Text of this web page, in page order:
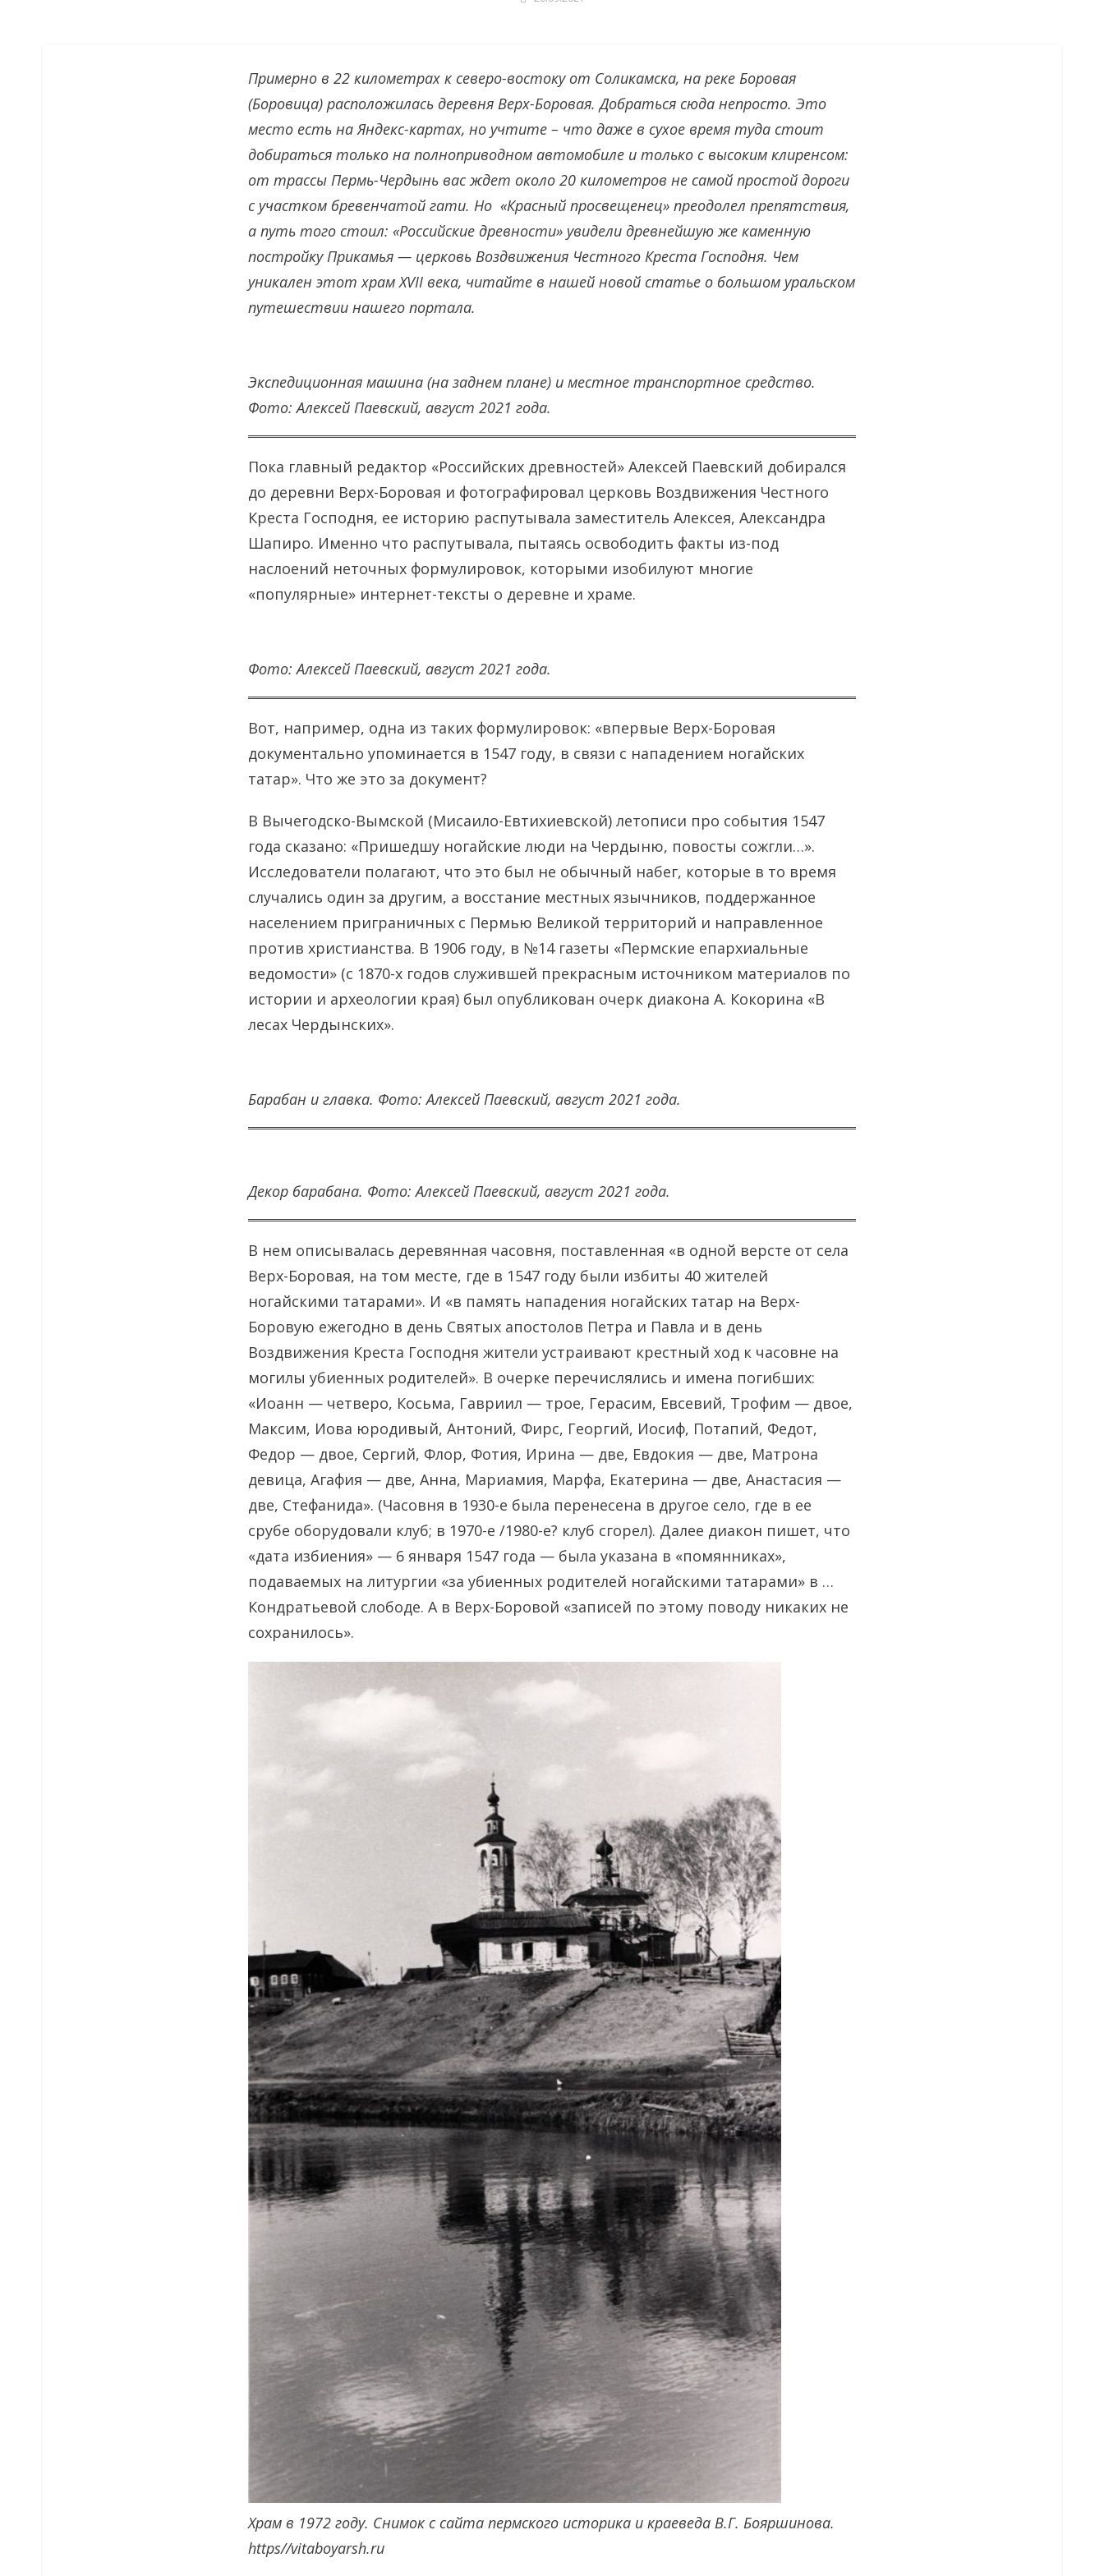
Примерно в 22 километрах к северо-востоку от Соликамска, на реке Боровая
(Боровица) расположилась деревня Верх-Боровая. Добраться сюда непросто. Это
место есть на Яндекс-картах, но учтите – что даже в сухое время туда стоит
добираться только на полноприводном автомобиле и только с высоким клиренсом:
от трассы Пермь-Чердынь вас ждет около 20 километров не самой простой дороги
с участком бревенчатой гати. Но «Красный просвещенец» преодолел препятствия,
а путь того стоил: «Российские древности» увидели древнейшую же каменную
постройку Прикамья — церковь Воздвижения Честного Креста Господня. Чем
уникален этот храм XVII века, читайте в нашей новой статье о большом уральском
путешествии нашего портала.
Экспедиционная машина (на заднем плане) и местное транспортное средство.
Фото: Алексей Паевский, август 2021 года.
Пока главный редактор «Российских древностей» Алексей Паевский добирался
до деревни Верх-Боровая и фотографировал церковь Воздвижения Честного
Креста Господня, ее историю распутывала заместитель Алексея, Александра
Шапиро. Именно что распутывала, пытаясь освободить факты из-под
наслоений неточных формулировок, которыми изобилуют многие
«популярные» интернет-тексты о деревне и храме.
Фото: Алексей Паевский, август 2021 года.
Вот, например, одна из таких формулировок: «впервые Верх-Боровая
документально упоминается в 1547 году, в связи с нападением ногайских
татар». Что же это за документ?
В Вычегодско-Вымской (Мисаило-Евтихиевской) летописи про события 1547
года сказано: «Пришедшу ногайские люди на Чердыню, повосты сожгли…».
Исследователи полагают, что это был не обычный набег, которые в то время
случались один за другим, а восстание местных язычников, поддержанное
населением приграничных с Пермью Великой территорий и направленное
против христианства. В 1906 году, в №14 газеты «Пермские епархиальные
ведомости» (с 1870-х годов служившей прекрасным источником материалов по
истории и археологии края) был опубликован очерк диакона А. Кокорина «В
лесах Чердынских».
Барабан и главка. Фото: Алексей Паевский, август 2021 года.
Декор барабана. Фото: Алексей Паевский, август 2021 года.
В нем описывалась деревянная часовня, поставленная «в одной версте от села
Верх-Боровая, на том месте, где в 1547 году были избиты 40 жителей
ногайскими татарами». И «в память нападения ногайских татар на Верх-
Боровую ежегодно в день Святых апостолов Петра и Павла и в день
Воздвижения Креста Господня жители устраивают крестный ход к часовне на
могилы убиенных родителей». В очерке перечислялись и имена погибших:
«Иоанн — четверо, Косьма, Гавриил — трое, Герасим, Евсевий, Трофим — двое,
Максим, Иова юродивый, Антоний, Фирс, Георгий, Иосиф, Потапий, Федот,
Федор — двое, Сергий, Флор, Фотия, Ирина — две, Евдокия — две, Матрона
девица, Агафия — две, Анна, Мариамия, Марфа, Екатерина — две, Анастасия —
две, Стефанида». (Часовня в 1930-е была перенесена в другое село, где в ее
срубе оборудовали клуб; в 1970-е /1980-е? клуб сгорел). Далее диакон пишет, что
«дата избиения» — 6 января 1547 года — была указана в «помянниках»,
подаваемых на литургии «за убиенных родителей ногайскими татарами» в …
Кондратьевой слободе. А в Верх-Боровой «записей по этому поводу никаких не
сохранилось».
Храм в 1972 году. Снимок с сайта пермского историка и краеведа В.Г. Бояршинова.
https//vitaboyarsh.ru